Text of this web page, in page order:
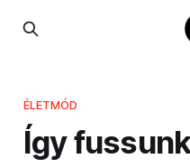
ÉLETMÓD
Így